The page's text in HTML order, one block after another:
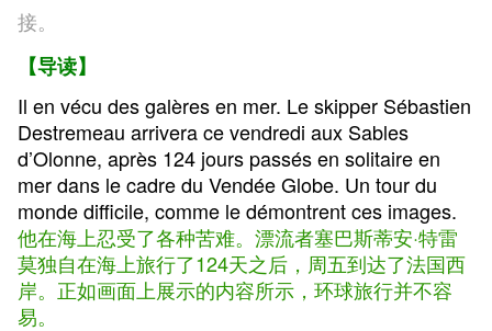
接。
【导读】
Il en vécu des galères en mer. Le skipper Sébastien
Destremeau arrivera ce vendredi aux Sables
d’Olonne, après 124 jours passés en solitaire en
mer dans le cadre du Vendée Globe. Un tour du
monde difficile, comme le démontrent ces images.
他在海上忍受了各种苦难。漂流者塞巴斯蒂安·特雷
莫独自在海上旅行了124天之后， 周五到达了法国西
岸。正如画面上展示的内容所示，环球旅行并不容
易。